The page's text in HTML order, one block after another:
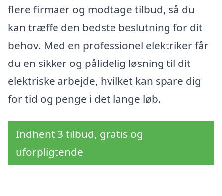
flere firmaer og modtage tilbud, så du
kan træffe den bedste beslutning for dit
behov. Med en professionel elektriker får
du en sikker og pålidelig løsning til dit
elektriske arbejde, hvilket kan spare dig
for tid og penge i det lange løb.
Indhent 3 tilbud, gratis og
uforpligtende